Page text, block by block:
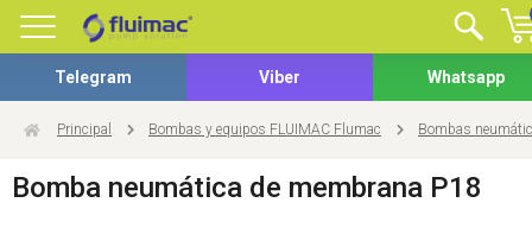
Telegram Viber Whatsapp
Principal Bombas y equipos FLUIMAC Flumac Bombas
Bomba neumática de membrana P18